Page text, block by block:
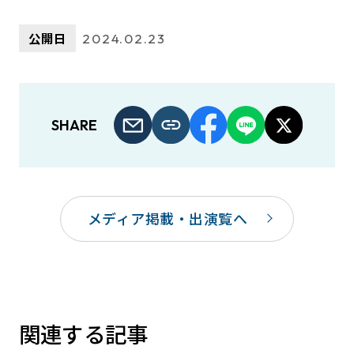
公開日 2024.02.23
SHARE
メディア掲載・出演覧へ
関連する記事